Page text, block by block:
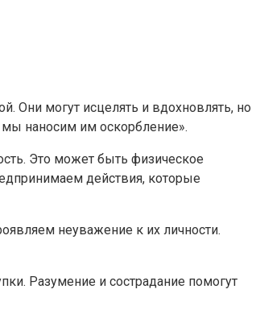
Они могут исцелять и вдохновлять, но
наносим им оскорбление».
Это может быть физическое
действия, которые
неуважение к их личности.
Разумение и сострадание помогут